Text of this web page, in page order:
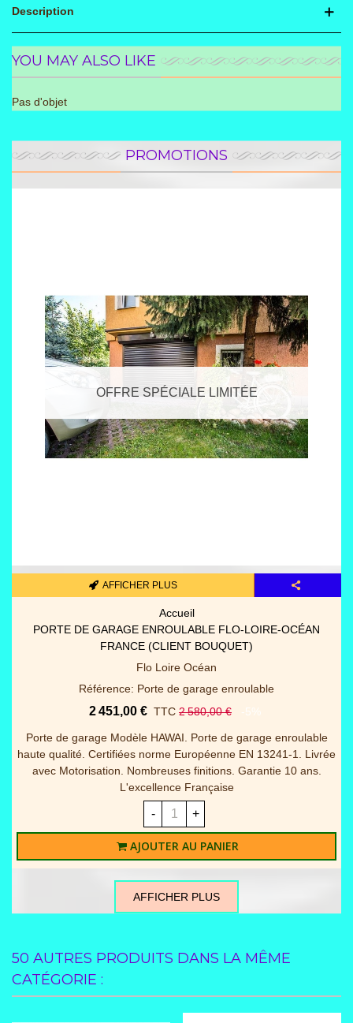
Description
YOU MAY ALSO LIKE
Pas d'objet
PROMOTIONS
AFFICHER PLUS
OFFRE SPÉCIALE LIMITÉE
Pièces détachées portes/gara
PANNEAUX PORTES GARAGE SECTIONNELLES (3000 MM X
2000 MM)
Spot fermetures
Référence: Panneaux portes garage sectionnelles
936,00 € TTC 1 040,00 € -10%
Lot de 4 panneaux WOODGRAIN 40mm RAINURE pour
remplacement complet du tablier + joint bas Disponible en 2
dimensions et 2 coloris blanc / gris 7016 (Veuillez à la
commande préciser la couleur) - Nous trairons ici...
- +
AJOUTER AU PANIER
AFFICHER PLUS
50 AUTRES PRODUITS DANS LA MÊME
CATÉGORIE :